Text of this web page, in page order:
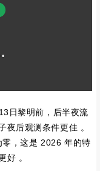
日黎明前，后半夜流
夜后观测条件更佳 。‌‌‌
，这是 2026 年的特
好 。